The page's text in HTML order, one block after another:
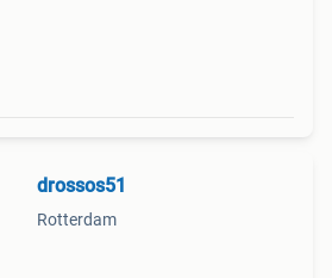
drossos51
Rotterdam